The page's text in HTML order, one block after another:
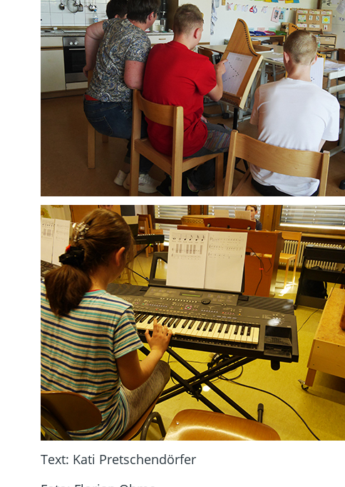
Text: Kati Pretschendörfer